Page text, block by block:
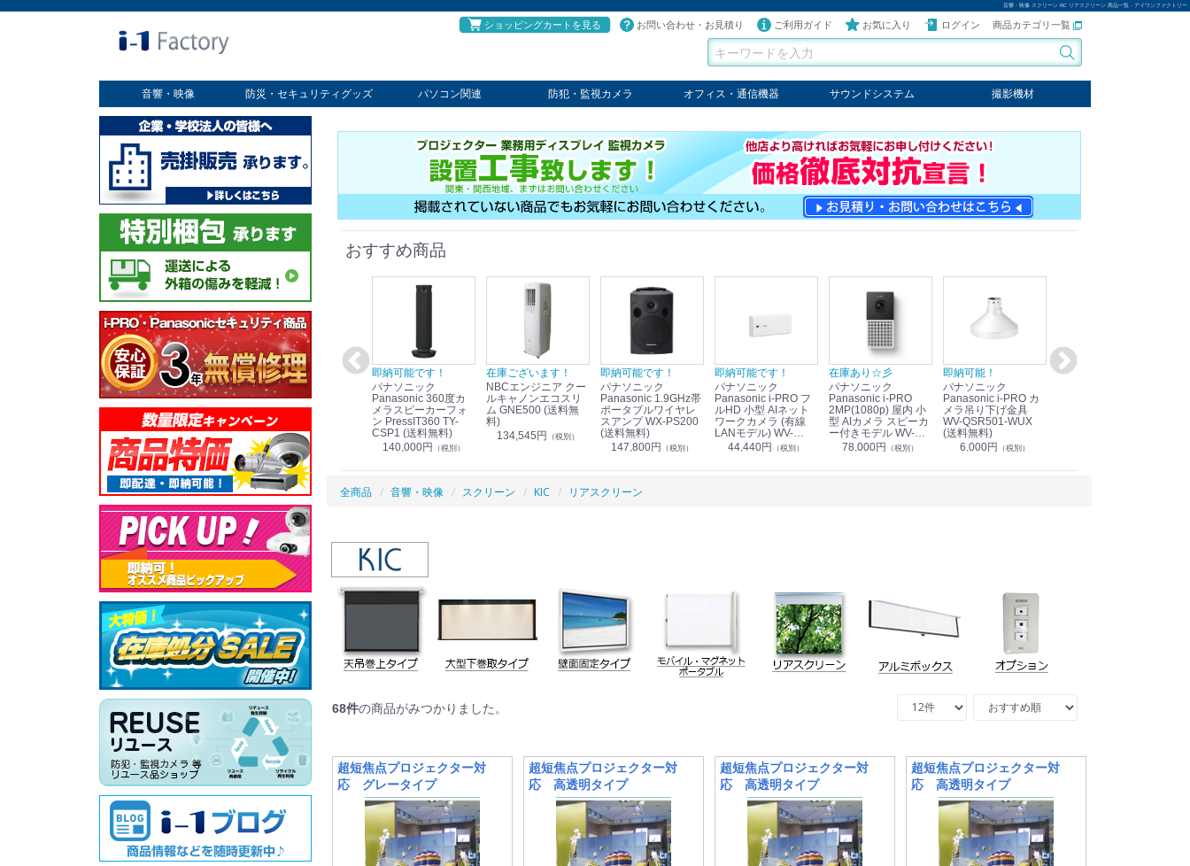
音響・映像 スクリーン KIC リアスクリーン 商品一覧 - アイワンファクトリー
ショッピングカートを見る お問い合わせ・お見積り ご利用ガイド お気に入り ログイン 商品カテゴリ一覧
音響・映像
業務用ディスプレイ
プロジェクター
放送・業務用映像システム
書画カメラ
スクリーン
オプション
防災・セキュリティグッズ
セキュリティグッズ
防災グッズ
パソコン関連 防犯・監視カメラ オフィス・通信機器 サウンドシステム 撮影機材
おすすめ商品
Panasonic i-PRO
2MP(1080p) 屋内 小
ー付きモデル WV-
S71301-F2L (送料無
（税別）
即納可能！
パナソニック
Panasonic i-PRO カ
メラ吊り下げ金具
WV-QSR501-WUX
(送料無料)
6,000円（税別）
在庫あり！送料無料！
パナソニック
Panasonic リモコン
マイク (10局用) WR-
210A (送料無料)
39,000円
即納可能です！
パナソニック
Panasonic 360度カ
メラスピーカーフォ
ン PressIT360 TY-
CSP1 (送料無料)
140,000円 （税別）
在庫ございます！
NBCエンジニア クー
ルキャノンエコスリ
ム GNE500 (送料無
料)
134,545円
（税別）
即納可能です！
パナソニック
Panasonic 1.9GHz帯
ポータブルワイヤレ
スアンプ WX-PS200
(送料無料)
147,800円 （税別）
即納可能です！
パナソニック
Panasonic i-PRO フ
ルHD 小型 AIネット
ワークカメラ (有線
LANモデル) WV-
S7130UX (送料無料)
44,440円 （税別）
在庫あり☆彡
パナソニック
Panasonic i-PRO
2MP(1080p) 屋内 小
型 AIカメラ スピーカ
ー付きモデル WV-
S71301-F2L (送料無
78,000円 （税別）
即納可能！
パナソニック
Panasonic i-PRO カ
メラ吊り下げ金具
WV-QSR501-WUX
(送料無料)
6,000円 （税別）
全商品 音響・映像 スクリーン KIC リアスクリーン
68件の商品がみつかりました。
超短焦点プロジェクター対
応 グレータイプ
超短焦点プロジェクター対
応 高透明タイプ
超短焦点プロジェクター対
応 高透明タイプ
超短焦点プロジェクター対
応 高透明タイプ